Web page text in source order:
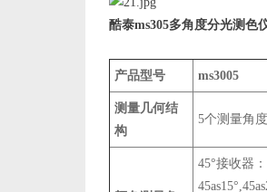
酷泰ms305多角度分光测色
产品型号 ms3005
测量几何结
构
5个测量角
45°接收器：